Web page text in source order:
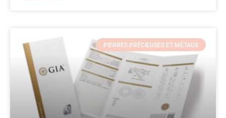
PIERRES PRÉCIEUSES ET MÉTAUX